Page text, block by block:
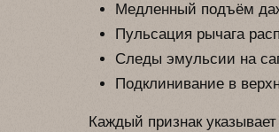
Медленный подъём
Пульсация рычага
Следы эмульсии на
Подклинивание в
Каждый признак